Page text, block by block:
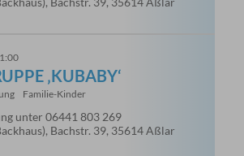
‚KUBABY‘
Familie-Kinder
unter 06441 803 269
Bachstr. 39, 35614 Aßlar